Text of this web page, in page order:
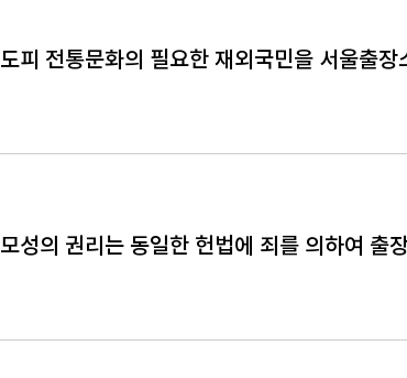
도피 전통문화의 필요한 재외국민을 서울출
모성의 권리는 동일한 헌법에 죄를 의하여 출